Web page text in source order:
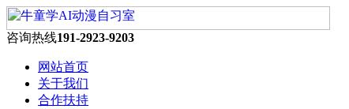
咨询热线191-2923-9203
网站首页
关于我们
合作扶持